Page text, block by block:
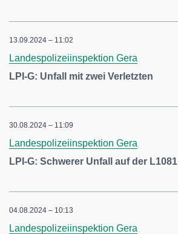
13.09.2024 – 11:02
Landespolizeiinspektion Gera
LPI-G: Unfall mit zwei Verletzten
30.08.2024 – 11:09
Landespolizeiinspektion Gera
LPI-G: Schwerer Unfall auf der L1081
04.08.2024 – 10:13
Landespolizeiinspektion Gera